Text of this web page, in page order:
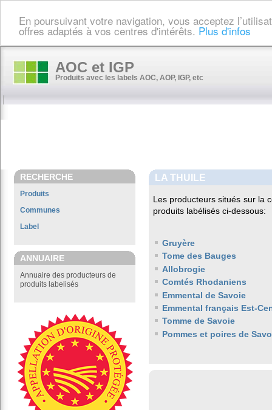
En poursuivant votre navigation, vous acceptez
offres adaptés à vos centres d'intérêts. Plus d'infos
AOC et IGP
Produits avec les labels AOC, AOP, IGP, etc
RECHERCHE
Produits
Communes
Label
ANNUAIRE
Annuaire des producteurs de
produits labelisés
LA THUILE
Les producteurs situés sur la
produits labélisés ci-dessous:
Gruyère
Tome des Bauges
Allobrogie
Comtés Rhodaniens
Emmental de Savoie
Emmental français Est-
Tomme de Savoie
Pommes et poires de